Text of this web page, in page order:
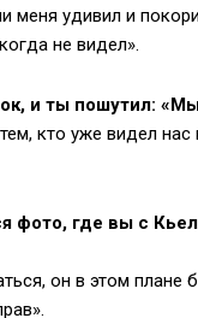
меня удивил и
не видел».
и ты пошутил:
кто уже видел
фото, где вы с
он в этом плане